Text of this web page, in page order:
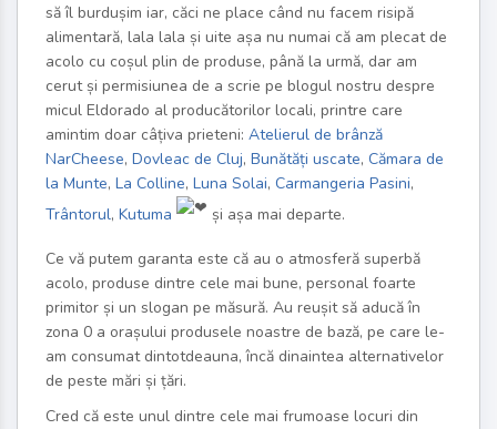
să îl burdușim iar, căci ne place când nu facem risipă
alimentară, lala lala și uite așa nu numai că am plecat de
acolo cu coșul plin de produse, până la urmă, dar am
cerut și permisiunea de a scrie pe blogul nostru despre
micul Eldorado al producătorilor locali, printre care
amintim doar câțiva prieteni: Atelierul de brânză
NarCheese, Dovleac de Cluj, Bunătăți uscate, Cămara de
la Munte, La Colline, Luna Solai, Carmangeria Pasini,
Trântorul, Kutuma și așa mai departe.
Ce vă putem garanta este că au o atmosferă superbă
acolo, produse dintre cele mai bune, personal foarte
primitor și un slogan pe măsură. Au reușit să aducă în
zona 0 a orașului produsele noastre de bază, pe care le-
am consumat dintotdeauna, încă dinaintea alternativelor
de peste mări și țări.
Cred că este unul dintre cele mai frumoase locuri din